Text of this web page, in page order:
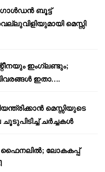
ബൂട്ട്
മെസ്സി
ഇംഗ്ലണ്ടും;
ഇതാ….
മെസ്സിയുടെ
ചർച്ചകൾ
ഫൈനലിൽ; ലോകകപ്പ്